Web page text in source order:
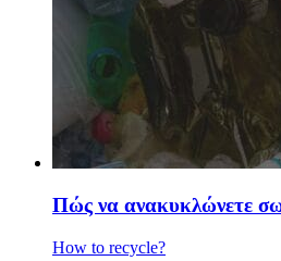
Πώς να ανακυκλώνετε
How to recycle?